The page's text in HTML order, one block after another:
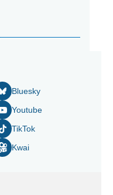
Bluesky
Youtube
TikTok
Kwai